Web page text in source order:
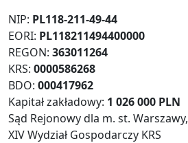
NIP: PL118-211-49-44
EORI: PL118211494400000
REGON: 363011264
KRS: 0000586268
BDO: 000417962
Kapitał zakładowy: 1 026 000 PLN
Sąd Rejonowy dla m. st. Warszawy,
XIV Wydział Gospodarczy KRS